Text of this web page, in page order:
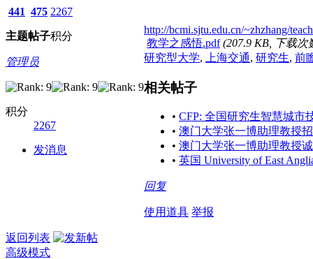
441
主题
475
帖子
2267
积分
管理员
积分
2267
发消息
http://bcmi.sjtu.edu.cn/~zhzhang/
教学之感悟.pdf (207.9 KB, 下载次
研究型大学, 上海交通, 研究生, 前
相关帖子
• CFP: 全国研究生智慧城市
• 澳门大学张一博助理教授
• 澳门大学张一博助理教授
• 英国 University of East
回复
使用道具 举报
返回列表
高级模式